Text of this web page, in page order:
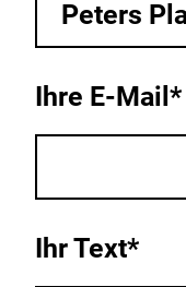
Ihre E-Mail*
Ihr Text*